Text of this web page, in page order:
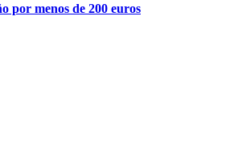
por menos de 200 euros